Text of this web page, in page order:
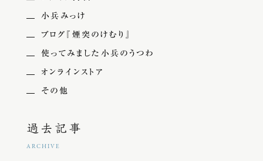
小兵みっけ
ブログ『煙突のけむり』
使ってみました小兵のうつわ
オンラインストア
その他
過去記事
ARCHIVE